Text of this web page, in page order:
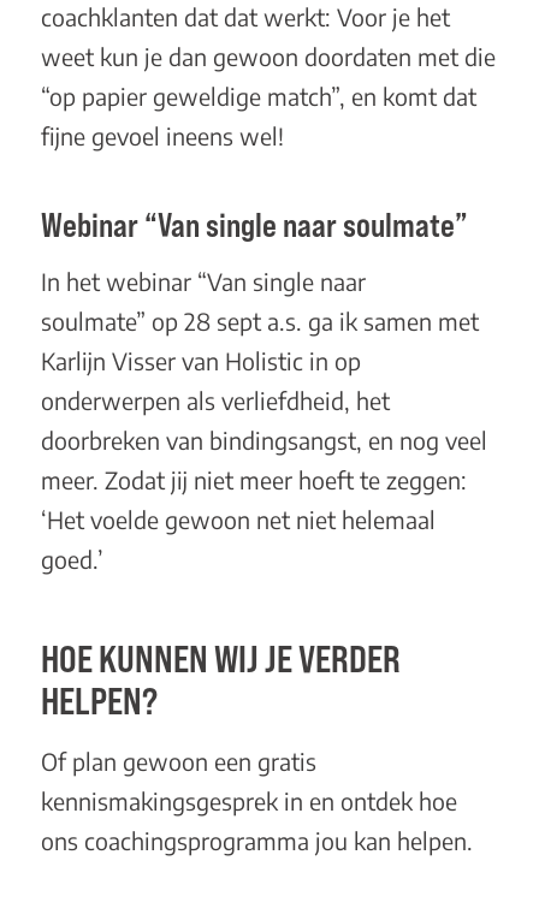
coachklanten dat dat werkt: Voor je het
weet kun je dan gewoon doordaten met die
“op papier geweldige match”, en komt dat
fijne gevoel ineens wel!
Webinar “Van single naar soulmate”
In het webinar “Van single naar
soulmate” op 28 sept a.s. ga ik samen met
Karlijn Visser van Holistic in op
onderwerpen als verliefdheid, het
doorbreken van bindingsangst, en nog veel
meer. Zodat jij niet meer hoeft te zeggen:
‘Het voelde gewoon net niet helemaal
goed.’
HOE KUNNEN WIJ JE VERDER
HELPEN?
Of plan gewoon een gratis
kennismakingsgesprekin en ontdek hoe
ons coachingsprogramma jou kan helpen.